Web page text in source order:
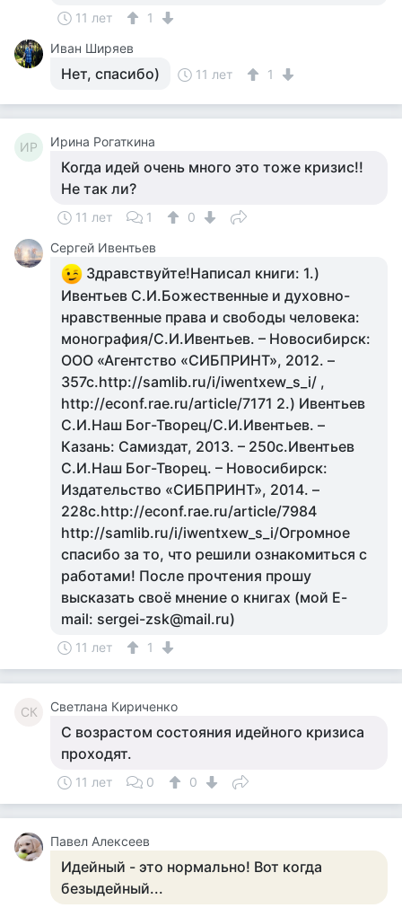
11 лет
1
Иван Ширяев
Нет, спасибо) 11 лет 1
ИР Ирина Рогаткина
Когда идей очень много это тоже кризис!!
Не так ли?
11 лет 1
0
Сергей Ивентьев
Здравствуйте!Написал книги: 1.)
Ивентьев С.И.Божественные и духовно-
нравственные права и свободы человека:
монография/С.И.Ивентьев. – Новосибирск:
ООО «Агентство «СИБПРИНТ», 2012. –
357с.http://samlib.ru/i/iwentxew_s_i/ ,
http://econf.rae.ru/article/7171 2.) Ивентьев
С.И.Наш Бог-Творец/С.И.Ивентьев. –
Казань: Самиздат, 2013. – 250с.Ивентьев
С.И.Наш Бог-Творец. – Новосибирск:
Издательство «СИБПРИНТ», 2014. –
228с.http://econf.rae.ru/article/7984
http://samlib.ru/i/iwentxew_s_i/Огромное
спасибо за то, что решили ознакомиться с
работами! После прочтения прошу
высказать своё мнение о книгах (мой E-
mail: sergei-zsk@mail.ru)
11 лет 1
СК Светлана Кириченко
С возрастом состояния идейного кризиса
проходят.
11 лет 0 0
Павел Алексеев
Идейный - это нормально! Вот когда
безыдейный...